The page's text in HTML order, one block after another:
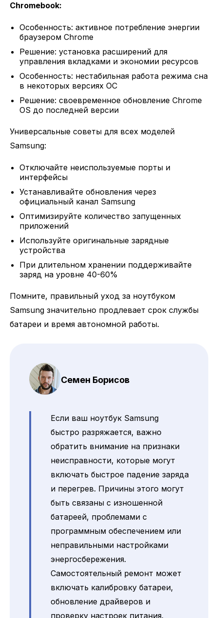
Chromebook:
Особенность: активное потребление энергии
браузером Chrome
Решение: установка расширений для
управления вкладками и экономии ресурсов
Особенность: нестабильная работа режима сна
в некоторых версиях ОС
Решение: своевременное обновление Chrome
OS до последней версии
Универсальные советы для всех моделей
Samsung:
Отключайте неиспользуемые порты и
интерфейсы
Устанавливайте обновления через
официальный канал Samsung
Оптимизируйте количество запущенных
приложений
Используйте оригинальные зарядные
устройства
При длительном хранении поддерживайте
заряд на уровне 40-60%
Помните, правильный уход за ноутбуком
Samsung значительно продлевает срок службы
батареи и время автономной работы.
Семен Борисов
Если ваш ноутбук Samsung
быстро разряжается, важно
обратить внимание на признаки
неисправности, которые могут
включать быстрое падение заряда
и перегрев. Причины этого могут
быть связаны с изношенной
батареей, проблемами с
программным обеспечением или
неправильными настройками
энергосбережения.
Самостоятельный ремонт может
включать калибровку батареи,
обновление драйверов и
проверку настроек питания.